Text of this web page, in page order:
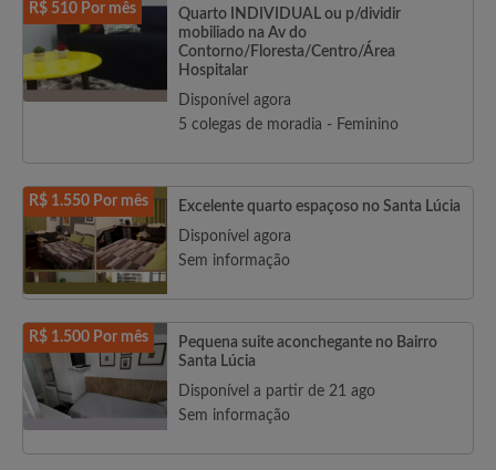
R$ 510 Por mês
Quarto INDIVIDUAL ou p/dividir
mobiliado na Av do
Contorno/Floresta/Centro/Área
Hospitalar
Disponível agora
5 colegas de moradia - Feminino
R$ 1.550 Por mês
Excelente quarto espaçoso no Santa Lúcia
Disponível agora
Sem informação
R$ 1.500 Por mês
Pequena suite aconchegante no Bairro
Santa Lúcia
Disponível a partir de 21 ago
Sem informação